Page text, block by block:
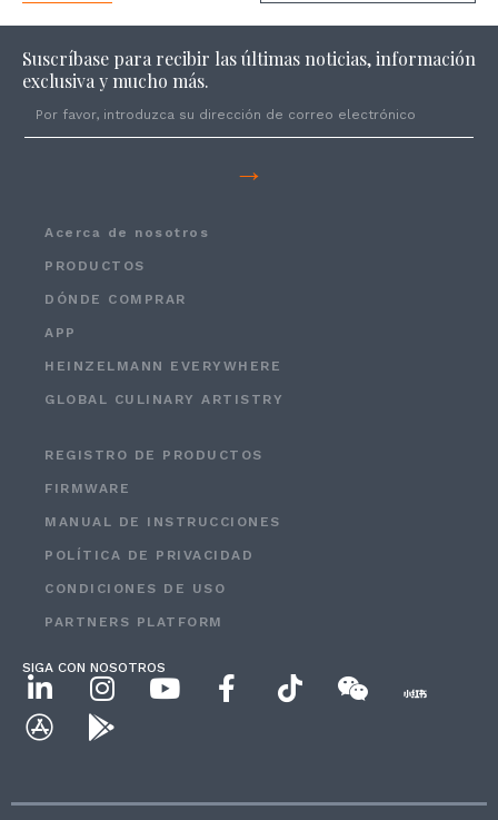
Suscríbase para recibir las últimas noticias, información
exclusiva y mucho más.
→
Acerca de nosotros
PRODUCTOS
DÓNDE COMPRAR
APP
HEINZELMANN EVERYWHERE
GLOBAL CULINARY ARTISTRY
REGISTRO DE PRODUCTOS
FIRMWARE
MANUAL DE INSTRUCCIONES
POLÍTICA DE PRIVACIDAD
CONDICIONES DE USO
PARTNERS PLATFORM
SIGA CON NOSOTROS